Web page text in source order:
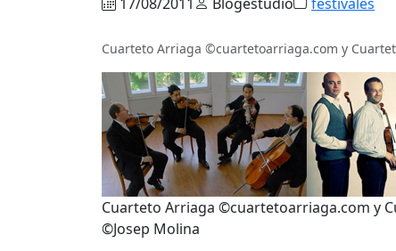
Cuarteto Arriaga ©cuartetoarriaga.com y
Cuarteto Arriaga ©cuartetoarriaga.com y
©Josep Molina